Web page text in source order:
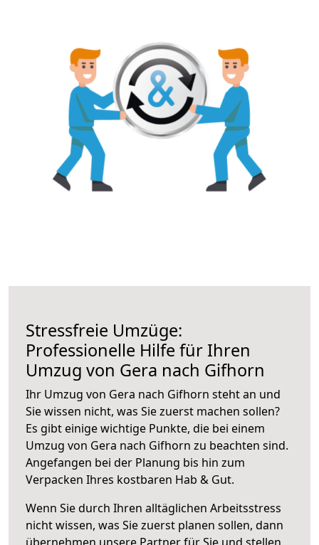
Stressfreie Umzüge:
Professionelle Hilfe für Ihren
Umzug von Gera nach Gifhorn
Ihr Umzug von Gera nach Gifhorn steht an und
Sie wissen nicht, was Sie zuerst machen sollen?
Es gibt einige wichtige Punkte, die bei einem
Umzug von Gera nach Gifhorn zu beachten sind.
Angefangen bei der Planung bis hin zum
Verpacken Ihres kostbaren Hab & Gut.
Wenn Sie durch Ihren alltäglichen Arbeitsstress
nicht wissen, was Sie zuerst planen sollen, dann